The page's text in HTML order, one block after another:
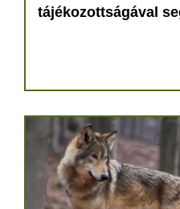
tájékozottságával